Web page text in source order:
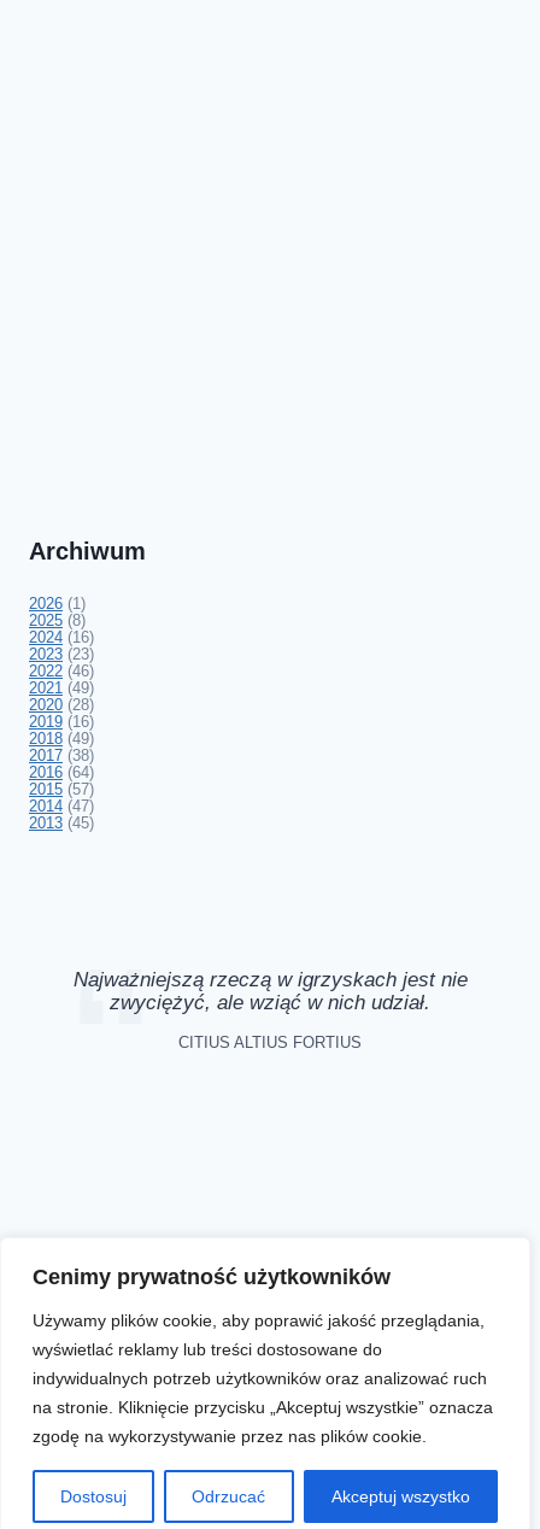
Cenimy prywatność użytkowników
Używamy plików cookie, aby poprawić jakość przeglądania,
wyświetlać reklamy lub treści dostosowane do
indywidualnych potrzeb użytkowników oraz analizować ruch
na stronie. Kliknięcie przycisku „Akceptuj wszystkie” oznacza
zgodę na wykorzystywanie przez nas plików cookie.
Dostosuj Odrzucać Akceptuj wszystko
Archiwum
2026 (1)
2025 (8)
2024 (16)
2023 (23)
2022 (46)
2021 (49)
2020 (28)
2019 (16)
2018 (49)
2017 (38)
2016 (64)
2015 (57)
2014 (47)
2013 (45)
Najważniejszą rzeczą w igrzyskach jest nie
zwyciężyć, ale wziąć w nich udział.
CITIUS ALTIUS FORTIUS